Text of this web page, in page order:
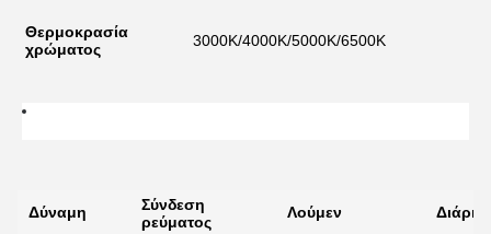
Θερμοκρασία
χρώματος
3000K/4000K/5000K/6500K
Δύναμη
Σύνδεση
ρεύματος
Λούμεν